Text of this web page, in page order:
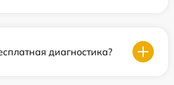
диагностика?